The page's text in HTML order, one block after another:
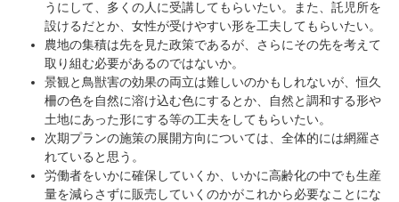
うにして、多くの人に受講してもらいたい。また、託児所を
設けるだとか、女性が受けやすい形を工夫してもらいたい。
農地の集積は先を見た政策であるが、さらにその先を考えて
取り組む必要があるのではないか。
景観と鳥獣害の効果の両立は難しいのかもしれないが、恒久
柵の色を自然に溶け込む色にするとか、自然と調和する形や
土地にあった形にする等の工夫をしてもらいたい。
次期プランの施策の展開方向については、全体的には網羅さ
れていると思う。
労働者をいかに確保していくか、いかに高齢化の中でも生産
量を減らさずに販売していくのかがこれから必要なことにな